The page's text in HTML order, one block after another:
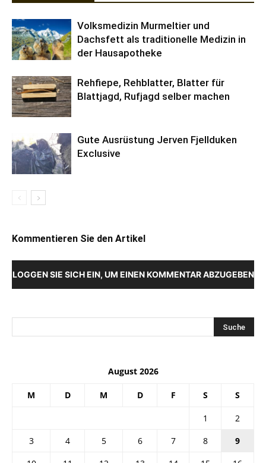
Volksmedizin Murmeltier und
Dachsfett als traditionelle Medizin in
der Hausapotheke
Rehfiepe, Rehblatter, Blatter für
Blattjagd, Rufjagd selber machen
Gute Ausrüstung Jerven Fjellduken
Exclusive
Kommentieren Sie den Artikel
LOGGEN SIE SICH EIN, UM EINEN KOMMENTAR ABZUGEBEN
August 2026
M D M D F S S
1
2
3
4 5 6 7 8
9